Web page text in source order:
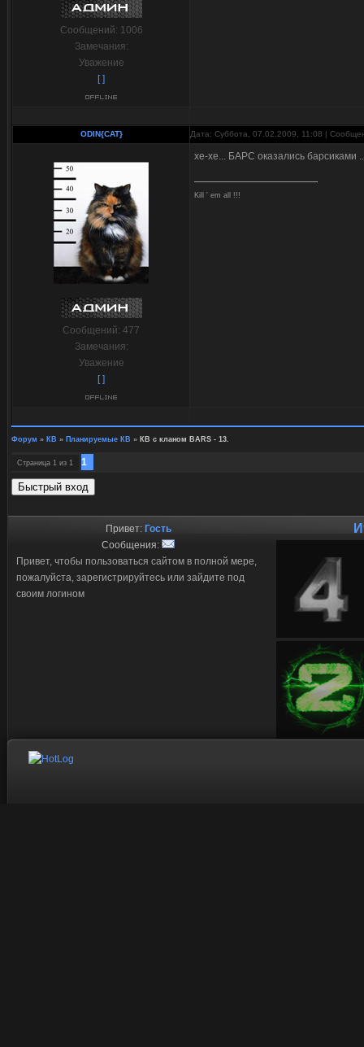
Сообщений: 1006
Замечания:
Уважение
[ ]
ODIN{CAT} Дата: Суббота, 07.02.2009, 11:08 |
Сообщений: 477
Замечания:
Уважение
[ ]
хе-хе... БАРС оказались барсиками
Kill ' em all !!!
Форум » КВ » Планируемые КВ » КВ с кланом BARS - 13.
Страница 1 из 1 1
Привет: Гость
Сообщения:
Привет, чтобы пользоваться сайтом в полной мере,
пожалуйста, зарегистрируйтесь или зайдите под
своим логином